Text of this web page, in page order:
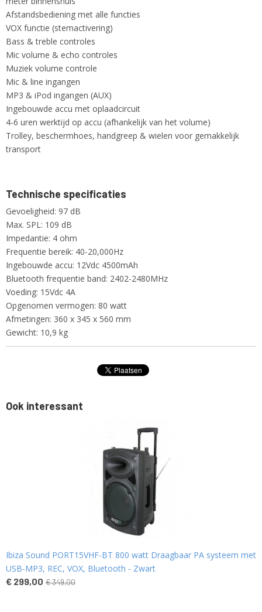
Afstandsbediening met alle functies
VOX functie (stemactivering)
Bass & treble controles
Mic volume & echo controles
Muziek volume controle
Mic & line ingangen
MP3 & iPod ingangen (AUX)
Ingebouwde accu met oplaadcircuit
4-6 uren werktijd op accu (afhankelijk van het volume)
Trolley, beschermhoes, handgreep & wielen voor gemakkelijk
transport
Technische specificaties
Gevoeligheid: 97 dB
Max. SPL: 109 dB
Impedantie: 4 ohm
Frequentie bereik: 40-20,000Hz
Ingebouwde accu: 12Vdc 4500mAh
Bluetooth frequentie band: 2402-2480MHz
Voeding: 15Vdc 4A
Opgenomen vermogen: 80 watt
Afmetingen: 360 x 345 x 560 mm
Gewicht: 10,9 kg
Ook interessant
Ibiza Sound PORT15VHF-BT 800 watt Draagbaar PA systeem met
USB-MP3, REC, VOX, Bluetooth - Zwart
€ 299,00 € 349,00